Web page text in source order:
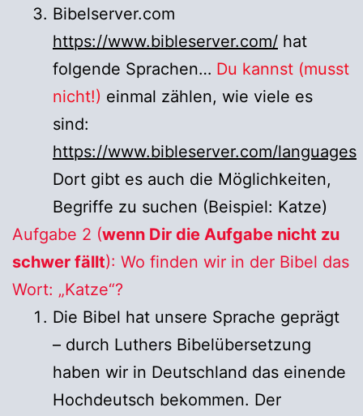
Bibelserver.com
https://www.bibleserver.com/ hat
folgende Sprachen… Du kannst (musst
nicht!) einmal zählen, wie viele es
sind:
https://www.bibleserver.com/languages
Dort gibt es auch die Möglichkeiten,
Begriffe zu suchen (Beispiel: Katze)
Aufgabe 2 (wenn Dir die Aufgabe nicht zu
schwer fällt): Wo finden wir in der Bibel das
Wort: „Katze“?
Die Bibel hat unsere Sprache geprägt
– durch Luthers Bibelübersetzung
haben wir in Deutschland das einende
Hochdeutsch bekommen. Der